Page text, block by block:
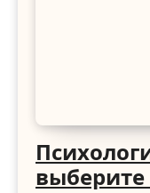
выберите